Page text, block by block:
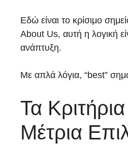
Εδώ είναι το κρίσιμο
About Us, αυτή η λογική
ανάπτυξη.
Με απλά λόγια, “best”
Τα
Μέτρια